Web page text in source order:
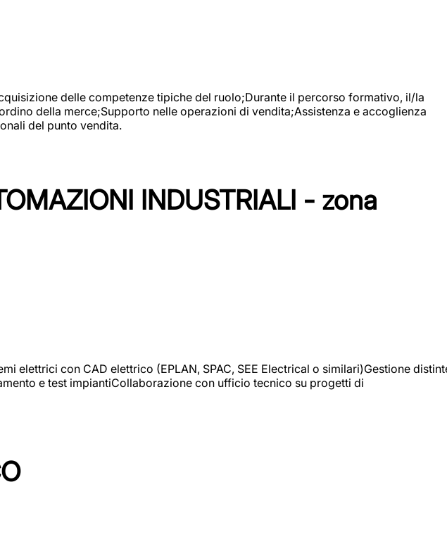
delle competenze tipiche del ruolo;Durante il percorso formativo, il/la
della merce;Supporto nelle operazioni di vendita;Assistenza e accoglienza
del punto vendita.
INDUSTRIALI - zona
elettrici con CAD elettrico (EPLAN, SPAC, SEE Electrical o similari)Gestione
e test impiantiCollaborazione con ufficio tecnico su progetti di